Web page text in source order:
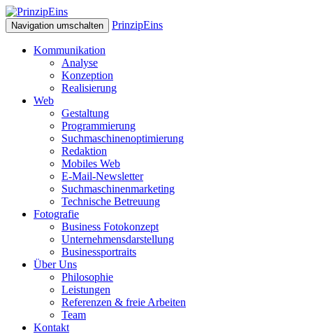
Navigation umschalten PrinzipEins
Kommunikation
Analyse
Konzeption
Realisierung
Web
Gestaltung
Programmierung
Suchmaschinenoptimierung
Redaktion
Mobiles Web
E-Mail-Newsletter
Suchmaschinenmarketing
Technische Betreuung
Fotografie
Business Fotokonzept
Unternehmensdarstellung
Businessportraits
Über Uns
Philosophie
Leistungen
Referenzen & freie Arbeiten
Team
Kontakt